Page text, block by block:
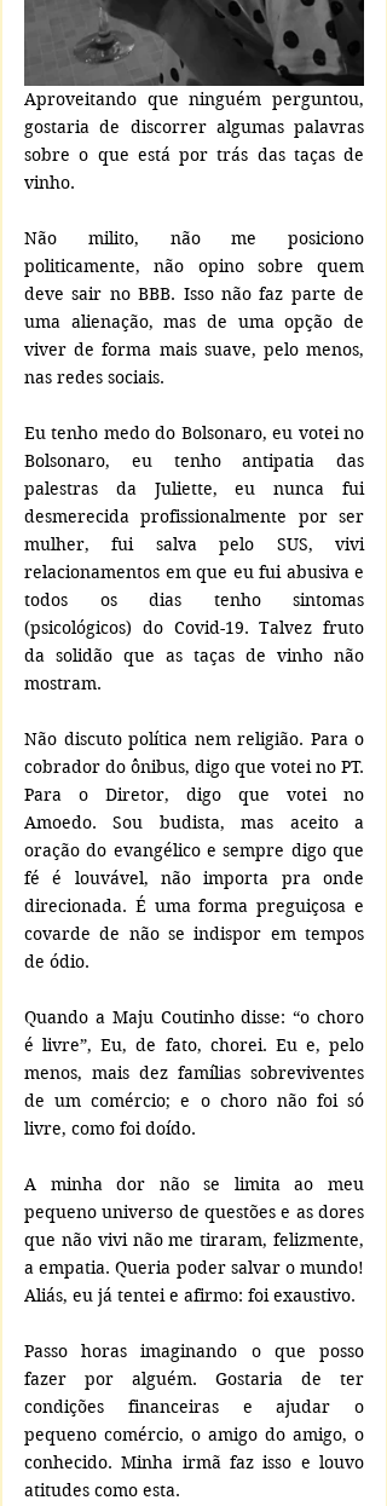
Aproveitando que ninguém perguntou,
gostaria de discorrer algumas palavras
sobre o que está por trás das taças de
vinho.
Não milito, não me posiciono
politicamente, não opino sobre quem
deve sair no BBB. Isso não faz parte de
uma alienação, mas de uma opção de
viver de forma mais suave, pelo menos,
nas redes sociais.
Eu tenho medo do Bolsonaro, eu votei no
Bolsonaro, eu tenho antipatia das
palestras da Juliette, eu nunca fui
desmerecida profissionalmente por ser
mulher, fui salva pelo SUS, vivi
relacionamentos em que eu fui abusiva e
todos os dias tenho sintomas
(psicológicos) do Covid-19. Talvez fruto
da solidão que as taças de vinho não
mostram.
Não discuto política nem religião. Para o
cobrador do ônibus, digo que votei no PT.
Para o Diretor, digo que votei no
Amoedo. Sou budista, mas aceito a
oração do evangélico e sempre digo que
fé é louvável, não importa pra onde
direcionada. É uma forma preguiçosa e
covarde de não se indispor em tempos
de ódio.
Quando a Maju Coutinho disse: “o choro
é livre”, Eu, de fato, chorei. Eu e, pelo
menos, mais dez famílias sobreviventes
de um comércio; e o choro não foi só
livre, como foi doído.
A minha dor não se limita ao meu
pequeno universo de questões e as dores
que não vivi não me tiraram, felizmente,
a empatia. Queria poder salvar o mundo!
Aliás, eu já tentei e afirmo: foi exaustivo.
Passo horas imaginando o que posso
fazer por alguém. Gostaria de ter
condições financeiras e ajudar o
pequeno comércio, o amigo do amigo, o
conhecido. Minha irmã faz isso e louvo
atitudes como esta.